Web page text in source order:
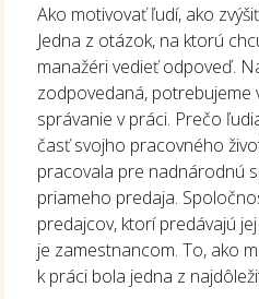
Ako motivovať ľudí, ako
Jedna z otázok, na ktorú
manažéri vedieť odpoveď.
zodpovedaná, potrebujeme
správanie v práci. Prečo
časť svojho pracovného
pracovala pre nadnárodnú
priameho predaja.
predajcov, ktorí predávajú
je zamestnancom. To, ako
k práci bola jedna z